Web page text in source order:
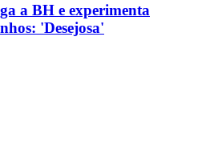
a BH e experimenta
'Desejosa'